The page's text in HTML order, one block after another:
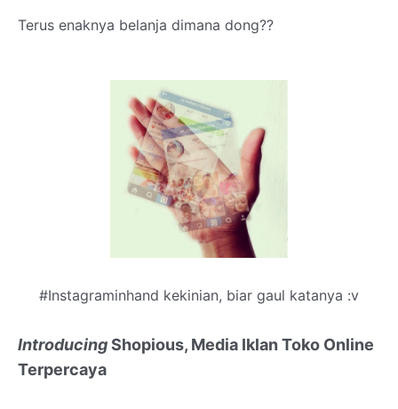
Terus enaknya belanja dimana dong??
#Instagraminhand kekinian, biar gaul katanya :v
IntroducingShopious, Media Iklan Toko Online
Terpercaya